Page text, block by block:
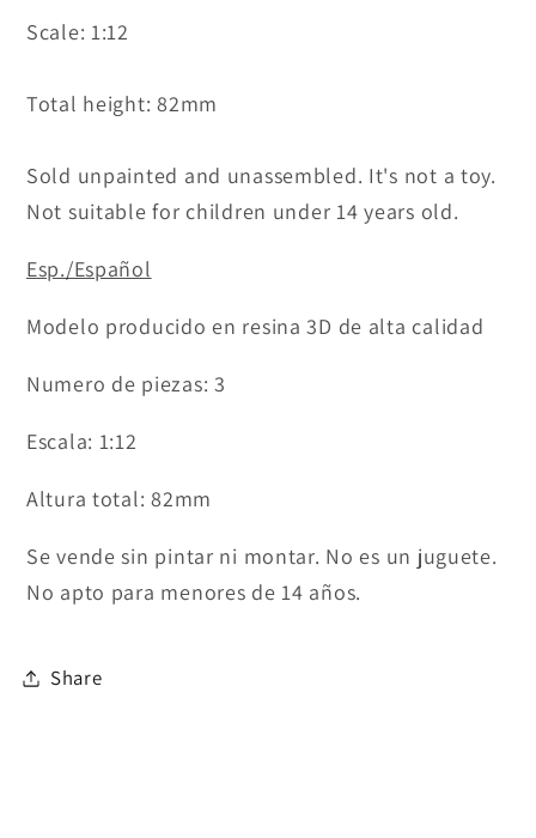
Scale: 1:12
Total height: 82mm
Sold unpainted and unassembled. It's not a toy.
Not suitable for children under 14 years old.
Esp./Español
Modelo producido en resina 3D de alta calidad
Numero de piezas: 3
Escala: 1:12
Altura total: 82mm
Se vende sin pintar ni montar. No es un juguete.
No apto para menores de 14 años.
Share